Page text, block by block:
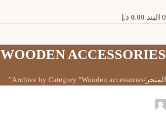
0 البند 0.00 د.إ
WOODEN ACCESSORIES
المتجر Archive by Category "Wooden accessories"